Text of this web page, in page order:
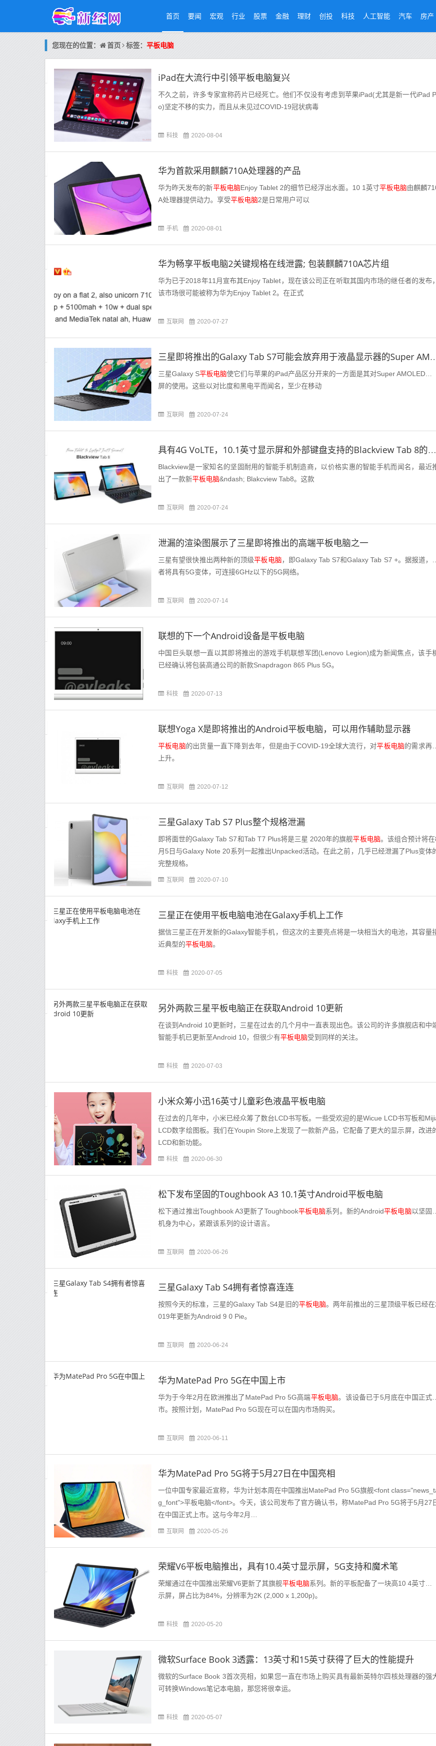
首页 要闻 宏观 行业 股票 金融 理财 创投 科技 人工智能 汽车 房产
您现在的位置： 首页 标签： 平板电脑
iPad在大流行中引领平板电脑复兴
不久之前，许多专家宣称药片已经死亡。他们不仅没有考虑到苹果iPad(尤其是新一代iPad
o)坚定不移的实力，而且从未见过COVID-19冠状病毒
科技 2020-08-04
华为首款采用麒麟710A处理器的产品
华为昨天发布的新平板电脑Enjoy Tablet 2的细节已经浮出水面。10 1英寸平板电脑由麒麟
A处理器提供动力。享受平板电脑2是日常用户可以
手机 2020-08-01
华为畅享平板电脑2关键规格在线泄露; 包装麒麟710A芯片组
华为已于2018年11月宣布其Enjoy Tablet，现在该公司正在听取其国内市场的继任者的发布
该市场很可能被称为华为Enjoy Tablet 2。在正式
互联网 2020-07-27
三星即将推出的Galaxy Tab S7可能
三星Galaxy S平板电脑使它们与苹果的iPad产品区分开来的一方面是其对Super AMOLED显
屏的使用。这些以对比度和黑电平而闻名，至少在移动
互联网 2020-07-24
具有4G VoLTE，10.1英寸显示屏和外部键盘支持的Blackview Tab 8的价格为$ 124.99
Blackview是一家知名的坚固耐用的智能手机制造商，以价格实惠的智能手机而闻名，最近
出了一款新平板电脑&ndash; Blakcview Tab8。这款
互联网 2020-07-24
泄漏的渲染图展示了三星即将推出的高端平板电脑之一
三星有望很快推出两种新的顶级平板电脑，即Galaxy Tab S7和Galaxy Tab S7 +。据报道，
者将具有5G变体，可连接6GHz以下的5G网络。
互联网 2020-07-14
联想的下一个Android设备是平板电脑
中国巨头联想一直以其即将推出的游戏手机联想军团(Lenovo Legion)成为新闻焦点，该手
已经确认将包装高通公司的新款Snapdragon 865 Plus 5G。
科技 2020-07-13
联想Yoga X是即将推出的Android平板电脑，可以用作辅助显示器
平板电脑的出货量一直下降到去年，但是由于COVID-19全球大流行，对平板电脑的需求再
上升。
互联网 2020-07-12
三星Galaxy Tab S7 Plus整个规格泄漏
即将面世的Galaxy Tab S7和Tab T7 Plus将是三星 2020年的旗舰平板电脑。该组合预计将
月5日与Galaxy Note 20系列一起推出Unpacked活动。在此之前，几乎已经泄漏了Plus变体
完整规格。
互联网 2020-07-10
三星正在使用平板电脑电池在Galaxy手机上工作
据信三星正在开发新的Galaxy智能手机，但这次的主要亮点将是一块相当大的电池，其容量
近典型的平板电脑。
科技 2020-07-05
另外两款三星平板电脑正在获取Android 10更新
在谈到Android 10更新时，三星在过去的几个月中一直表现出色。该公司的许多旗舰店和中
智能手机已更新至Android 10，但很少有平板电脑受到同样的关注。
科技 2020-07-03
小米众筹小迅16英寸儿童彩色液晶平板电脑
在过去的几年中，小米已经众筹了数台LCD书写板。一些受欢迎的是Wicue LCD书写板和
LCD数字绘图板。我们在Youpin Store上发现了一款​​新产品，它配备了更大的显示屏，改进
LCD和新功能。
科技 2020-06-30
松下发布坚固的Toughbook A3 10.1英寸Android平板电脑
松下通过推出Toughbook A3更新了Toughbook平板电脑系列。新的Android平板电脑以坚固
机身为中心，紧跟该系列的设计语言。
互联网 2020-06-26
三星Galaxy Tab S4拥有者惊喜连连
按照今天的标准，三星的Galaxy Tab S4是旧的平板电脑。两年前推出的三星顶级平板已经
019年更新为Android 9 0 Pie。
互联网 2020-06-24
华为MatePad Pro 5G在中国上市
华为于今年2月在欧洲推出了MatePad Pro 5G高端平板电脑。该设备已于5月底在中国正式
市。按照计划，MatePad Pro 5G现在可以在国内市场购买。
互联网 2020-06-11
华为MatePad Pro 5G将于5月27日在中国亮相
一位中国专家最近宣称，华为计划本周在中国推出MatePad Pro 5G旗舰<font
g_font">平板电脑</font>。今天，该公司发布了官方确认书，称MatePad Pro 5G将于5月27
在中国正式上市。这与今年2月…
互联网 2020-05-26
荣耀V6平板电脑推出，具有10.4英寸显示屏，5G支持和魔术笔
荣耀通过在中国推出荣耀V6更新了其旗舰平板电脑系列。新的平板配备了一块高10 4英寸的
示屏，屏占比为84%，分辨率为2K (2,000 x 1,200p)。
科技 2020-05-20
微软Surface Book 3透露：13英寸和15英寸获得了巨大的性能提升
微软的Surface Book 3首次亮相，如果您一直在市场上购买具有最新英特尔四核处理器的强
可转换Windows笔记本电脑，那您将很幸运。
科技 2020-05-07